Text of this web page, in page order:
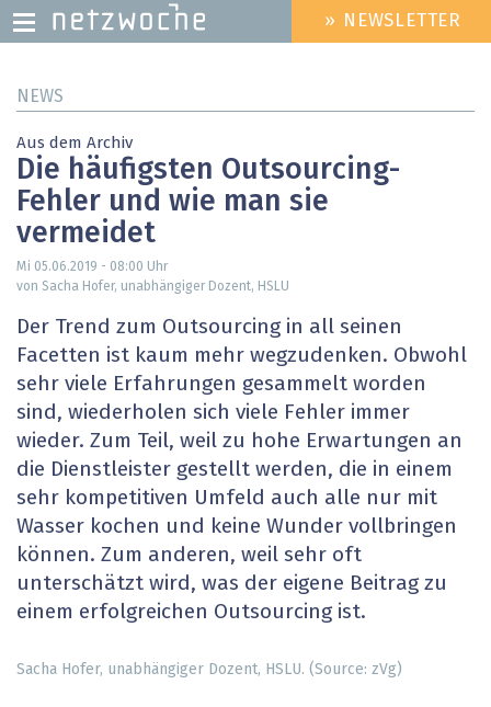
zum
HEADER
MENU
» NEWSLETTER
NEWS
Aus dem Archiv
Die häufigsten Outsourcing-
Fehler und wie man sie
vermeidet
Mi 05.06.2019 - 08:00 Uhr
von Sacha Hofer, unabhängiger Dozent, HSLU
Der Trend zum Outsourcing in all seinen
Facetten ist kaum mehr wegzudenken. Obwohl
sehr viele Erfahrungen gesammelt worden
sind, wiederholen sich viele Fehler immer
wieder. Zum Teil, weil zu hohe Erwartungen an
die Dienstleister gestellt werden, die in einem
sehr kompetitiven Umfeld auch alle nur mit
Wasser kochen und keine Wunder vollbringen
können. Zum anderen, weil sehr oft
unterschätzt wird, was der eigene Beitrag zu
einem erfolgreichen Outsourcing ist.
Sacha Hofer, unabhängiger Dozent, HSLU. (Source: zVg)